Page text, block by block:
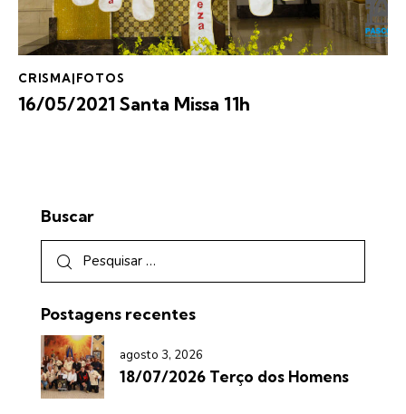
CRISMA|FOTOS
16/05/2021 Santa Missa 11h
Buscar
Postagens recentes
agosto 3, 2026
18/07/2026 Terço dos Homens